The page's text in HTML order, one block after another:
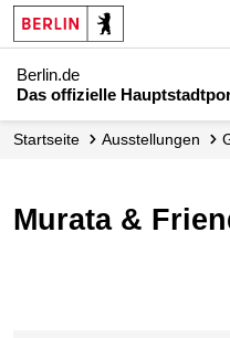
Berlin.de
Das offizielle
Startseite Ausstellungen
Murata &